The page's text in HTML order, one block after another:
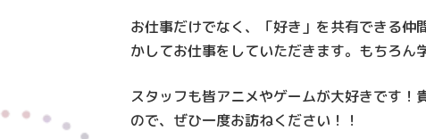
お仕事だけでなく、「好き」を共有できる
かしてお仕事をしていただきます。もちろん
スタッフも皆アニメやゲームが大好きです
ので、ぜひ一度お訪ねください！！